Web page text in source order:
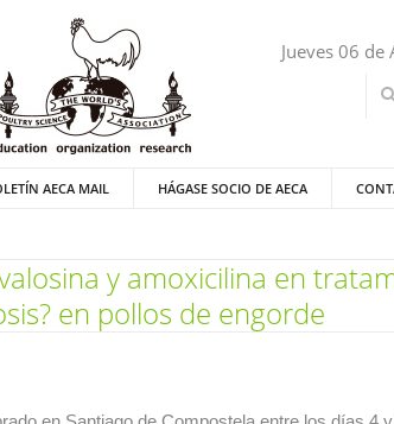
Jueves 06
AECA MAIL HÁGASE SOCIO DE AECA
y amoxicilina en
en pollos de engorde